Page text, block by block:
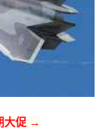
大促 →